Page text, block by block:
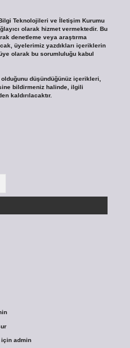
Teknolojileri ve İletişim Kurumu
olarak hizmet vermektedir. Bu
denetleme veya araştırma
üyelerimiz yazdıkları içeriklerin
olarak bu sorumluluğu kabul
olduğunu düşündüğünüz içerikleri,
bildirmeniz halinde, ilgili
kaldırılacaktır.
admin